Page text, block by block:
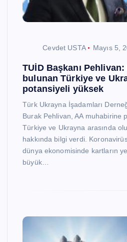
Cevdet USTA Mayıs 5,
TUİD Başkanı
bulunan Türkiye ve
potansiyeli yüksek
Türk Ukrayna İşadamları
Burak Pehlivan, AA muhabirine
Türkiye ve Ukrayna arasında
hakkında bilgi verdi.
dünya ekonomisinde kartların
büyük…